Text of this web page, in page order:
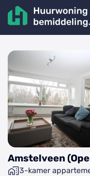
Amstelveen
3-kamer